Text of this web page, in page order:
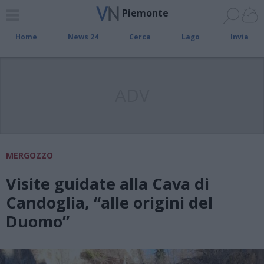
Piemonte
Home News 24 Cerca Lago Invia
MERGOZZO
Visite guidate alla Cava di
Candoglia, “alle origini del
Duomo”